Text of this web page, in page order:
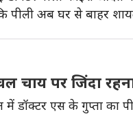
पीली अब घर से बाहर
चाय पर जिंदा
में डॉक्टर एस के गुप्ता का